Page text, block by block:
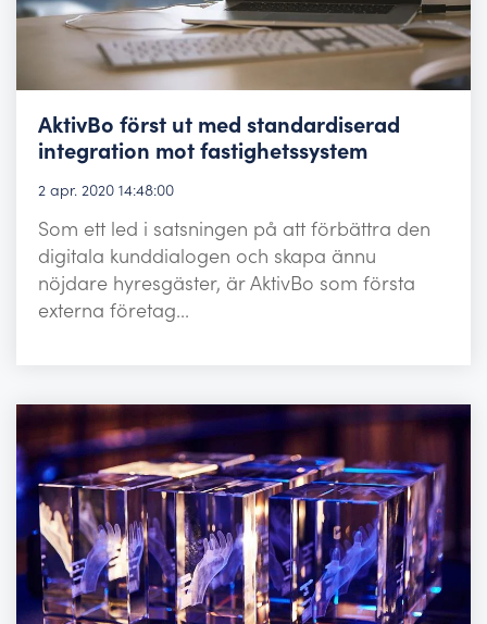
AktivBo först ut med standardiserad
integration mot fastighetssystem
2 apr. 2020 14:48:00
Som ett led i satsningen på att förbättra den
digitala kunddialogen och skapa ännu
nöjdare hyresgäster, är AktivBo som första
externa företag...